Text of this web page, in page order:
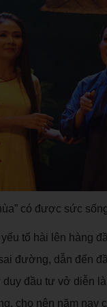
có được sức
tố hài lên hàng
đường, dẫn đến
duy đầu tư vở diễn
cho nên năm nay